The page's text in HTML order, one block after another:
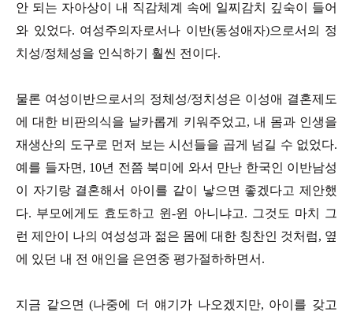
안 되는 자아상이 내 직감체계 속에 일찌감치 깊숙이 들어
와 있었다. 여성주의자로서나 이반(동성애자)으로서의 정
치성/정체성을 인식하기 훨씬 전이다.
물론 여성이반으로서의 정체성/정치성은 이성애 결혼제도
에 대한 비판의식을 날카롭게 키워주었고, 내 몸과 인생을
재생산의 도구로 먼저 보는 시선들을 곱게 넘길 수 없었다.
예를 들자면, 10년 전쯤 북미에 와서 만난 한국인 이반남성
이 자기랑 결혼해서 아이를 같이 낳으면 좋겠다고 제안했
다. 부모에게도 효도하고 윈-윈 아니냐고. 그것도 마치 그
런 제안이 나의 여성성과 젊은 몸에 대한 칭찬인 것처럼, 옆
에 있던 내 전 애인을 은연중 평가절하하면서.
지금 같으면 (나중에 더 얘기가 나오겠지만, 아이를 갖고